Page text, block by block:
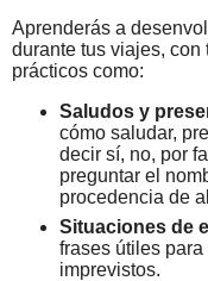
Aprenderás a
durante tus viajes, con
prácticos como:
Saludos y
cómo saludar,
decir sí, no, por
preguntar el
procedencia de
Situaciones de
frases útiles
imprevistos.